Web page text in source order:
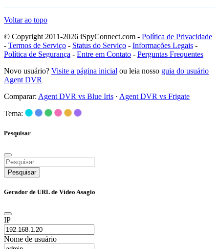
Voltar ao topo
© Copyright 2011-2026 iSpyConnect.com - Política de Privacidade
- Termos de Serviço - Status do Serviço - Informações Legais -
Política de Segurança - Entre em Contato - Perguntas Frequentes
Novo usuário? Visite a página inicial ou leia nosso guia do usuário
Agent DVR
Comparar: Agent DVR vs Blue Iris · Agent DVR vs Frigate
Tema:
Pesquisar
Pesquisar
Gerador de URL de Vídeo Asagio
IP
Nome de usuário